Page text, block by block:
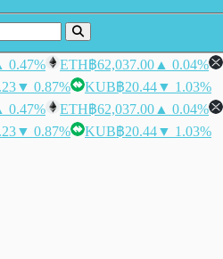
0.47% ETH฿62,037.00 ▲ 0.04%
▼ 0.87% KUB฿20.44▼ 1.03%
0.47% ETH฿62,037.00 ▲ 0.04%
▼ 0.87% KUB฿20.44▼ 1.03%